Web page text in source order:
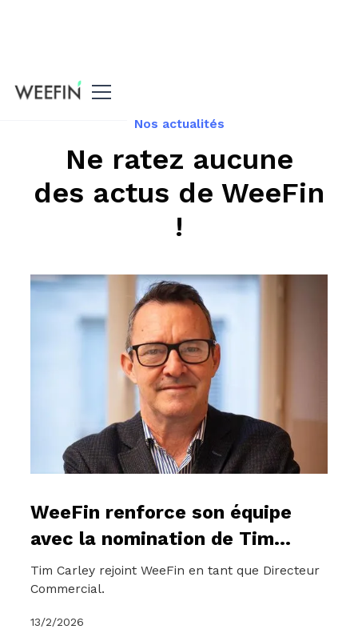
Accueil
Nos actualités
Ne ratez aucune
des actus de WeeFin
!
WeeFin renforce son équipe
avec la nomination de Tim
Carley au poste de Directeur
Commercial
Tim Carley rejoint WeeFin en tant que Directeur
Commercial.
13/2/2026